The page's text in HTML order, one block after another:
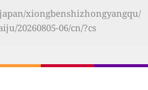
xiongbenshizhongyangqu/
20260805-06/cn/?cs